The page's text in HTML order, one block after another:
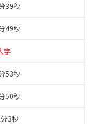
39秒
49秒
学
53秒
50秒
3秒